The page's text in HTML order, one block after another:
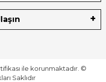
ile korunmaktadır. ©
Saklıdır